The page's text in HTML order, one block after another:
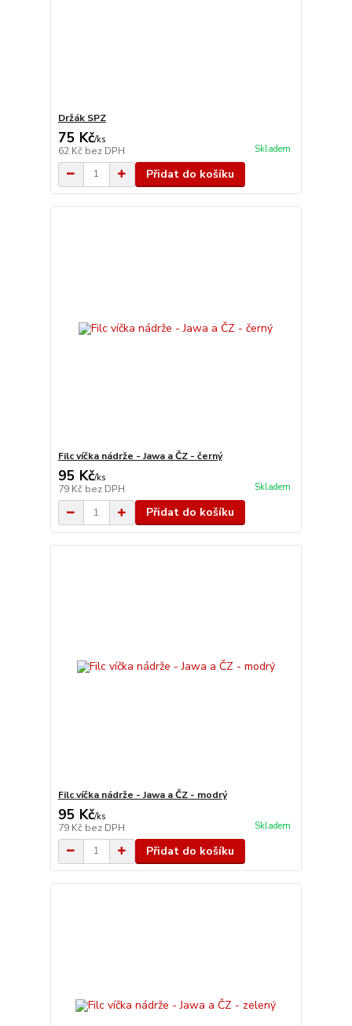
Držák SPZ
75 Kč/ks
62 Kč bez DPH Skladem
Přidat do košíku
Filc víčka nádrže - Jawa a ČZ - černý
95 Kč/ks
79 Kč bez DPH Skladem
Přidat do košíku
Filc víčka nádrže - Jawa a ČZ - modrý
95 Kč/ks
79 Kč bez DPH Skladem
Přidat do košíku